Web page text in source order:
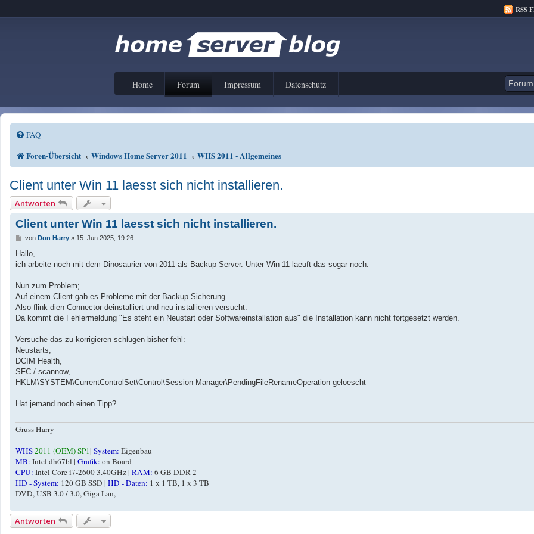
RSS
Home Forum Impressum Datenschutz
FAQ
Foren-Übersicht Windows Home Server 2011 WHS 2011 - Allgemeines
Client unter Win 11 laesst sich nicht installieren.
Antworten
Client unter Win 11 laesst sich nicht installieren.
B
i
r
von Don Harry» 15. Jun 2025, 19:26
Hallo,
ich arbeite noch mit dem Dinosaurier von 2011 als Backup Server. Unter Win 11 laeuft das sogar noch.
Nun zum Problem;
Auf einem Client gab es Probleme mit der Backup Sicherung.
Also flink dien Connector deinstalliert und neu installieren versucht.
Da kommt die Fehlermeldung "Es steht ein Neustart oder Softwareinstallation aus" die Installation kann nicht fortgesetzt werden.
Versuche das zu korrigieren schlugen bisher fehl:
Neustarts,
DCIM Health,
SFC / scannow,
HKLM\SYSTEM\CurrentControlSet\Control\Session Manager\PendingFileRenameOperation geloescht
Hat jemand noch einen Tipp?
Gruss Harry
WHS2011 (OEM) SP1| System: Eigenbau
MB: Intel dh67bl | Grafik: on Board
CPU: Intel Core i7-2600 3.40GHz | RAM: 6 GB DDR 2
HD - System: 120 GB SSD | HD - Daten: 1 x 1 TB, 1 x 3 TB
DVD, USB 3.0 / 3.0, Giga Lan,
Antworten